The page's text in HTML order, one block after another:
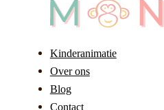
Kinderanimatie
Over ons
Blog
Contact